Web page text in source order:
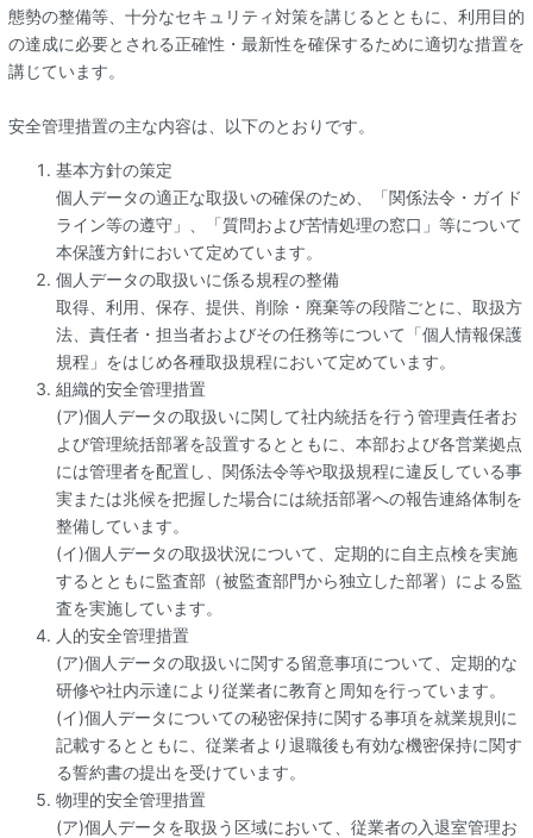
態勢の整備等、十分なセキュリティ対策を講じるとともに、利用目的
の達成に必要とされる正確性・最新性を確保するために適切な措置を
講じています。
安全管理措置の主な内容は、以下のとおりです。
基本方針の策定
個人データの適正な取扱いの確保のため、「関係法令・ガイド
ライン等の遵守」、「質問および苦情処理の窓口」等について
本保護方針において定めています。
個人データの取扱いに係る規程の整備
取得、利用、保存、提供、削除・廃棄等の段階ごとに、取扱方
法、責任者・担当者およびその任務等について「個人情報保護
規程」をはじめ各種取扱規程において定めています。
組織的安全管理措置
(ア)個人データの取扱いに関して社内統括を行う管理責任者お
よび管理統括部署を設置するとともに、本部および各営業拠点
には管理者を配置し、関係法令等や取扱規程に違反している事
実または兆候を把握した場合には統括部署への報告連絡体制を
整備しています。
(イ)個人データの取扱状況について、定期的に自主点検を実施
するとともに監査部（被監査部門から独立した部署）による監
査を実施しています。
人的安全管理措置
(ア)個人データの取扱いに関する留意事項について、定期的な
研修や社内示達により従業者に教育と周知を行っています。
(イ)個人データについての秘密保持に関する事項を就業規則に
記載するとともに、従業者より退職後も有効な機密保持に関す
る誓約書の提出を受けています。
物理的安全管理措置
(ア)個人データを取扱う区域において、従業者の入退室管理お